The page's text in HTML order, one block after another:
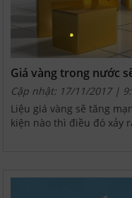
Giá vàng trong nước
không?
Cập nhật: 17/11/2017 |
Liệu giá vàng sẽ tăng
kiện nào thì điều đó xảy